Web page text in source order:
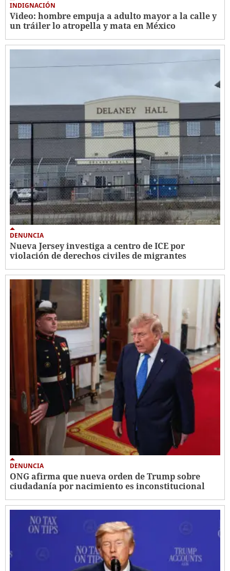
INDIGNACIÓN
Video: hombre empuja a adulto mayor a la calle y
un tráiler lo atropella y mata en México
DENUNCIA
Nueva Jersey investiga a centro de ICE por
violación de derechos civiles de migrantes
DENUNCIA
ONG afirma que nueva orden de Trump sobre
ciudadanía por nacimiento es inconstitucional